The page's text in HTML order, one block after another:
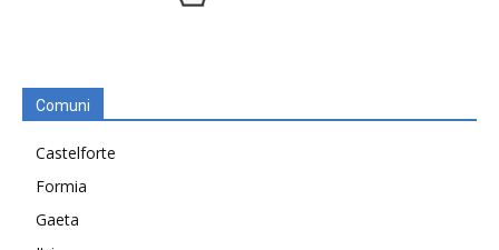
Comuni
Castelforte
Formia
Gaeta